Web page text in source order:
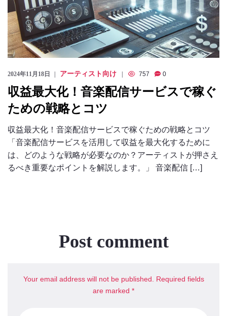
2024年11月18日 アーティスト向け 757 0
収益最大化！音楽配信サービスで稼ぐ
ための戦略とコツ
収益最大化！音楽配信サービスで稼ぐための戦略とコツ
「音楽配信サービスを活用して収益を最大化するために
は、どのような戦略が必要なのか？アーティストが押さえ
るべき重要なポイントを解説します。」 音楽配信 […]
Post comment
Your email address will not be published. Required fields
are marked *